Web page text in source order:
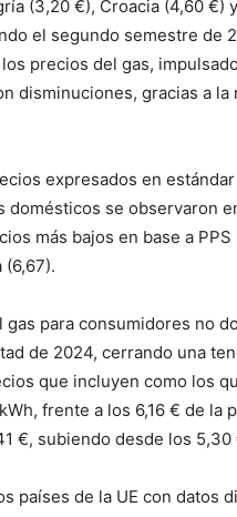
(3,20 €), Croacia (4,60 €)
el segundo semestre de
precios del gas,
disminuciones, gracias a
expresados en
domésticos se observaron
más bajos en base a
(6,67).
para consumidores no
de 2024, cerrando una
que incluyen como los
frente a los 6,16 € de la
€, subiendo desde los 5,30
países de la UE con datos